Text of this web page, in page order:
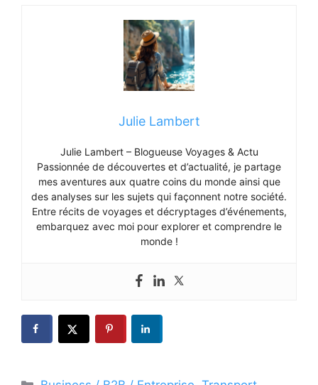
Julie Lambert
Julie Lambert – Blogueuse Voyages & Actu
Passionnée de découvertes et d’actualité, je partage
mes aventures aux quatre coins du monde ainsi que
des analyses sur les sujets qui façonnent notre société.
Entre récits de voyages et décryptages d’événements,
embarquez avec moi pour explorer et comprendre le
monde !